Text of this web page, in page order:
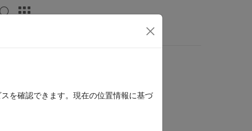
を確認できます。現在の位置情報に基づ